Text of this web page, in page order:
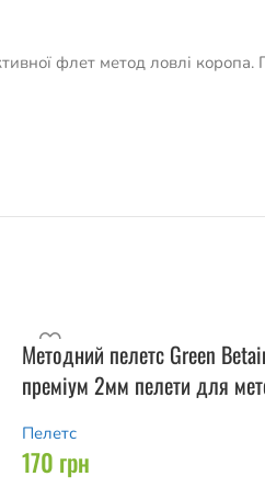
флет метод ловлі коропа.
Методний пелетс Green
преміум 2мм пелети для
Пелетс
170 грн